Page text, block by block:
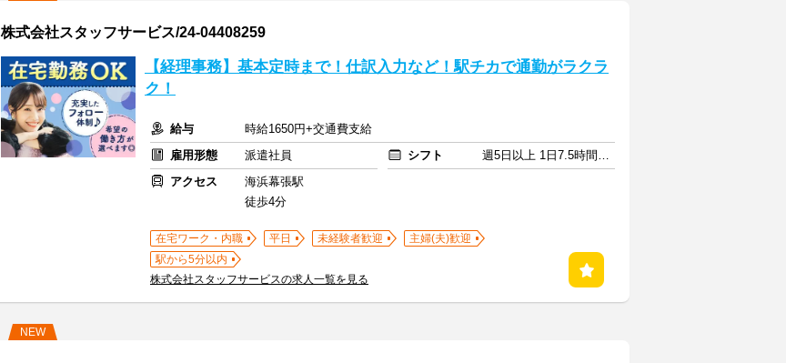
株式会社スタッフサービス/24-04408259
【経理事務】基本定時まで！仕訳入力など！駅チカで通勤がラクラ
ク！
給与
時給1650円+交通費支給
雇用形態
派遣社員 シフト
週5日以上 1日7.5時間以上
アクセス
海浜幕張駅
徒歩4分
在宅ワーク・内職 平日 未経験者歓迎
主婦(夫)歓迎
駅から5分以内
株式会社スタッフサービスの求人一覧を見る
NEW